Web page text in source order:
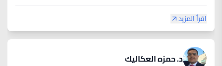
اقرأ المزيد
د. حمزه العكاليك